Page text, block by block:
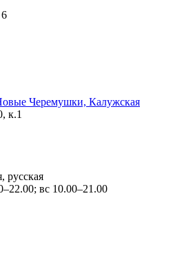
Черемушки, Калужская
к.1
русская
вс 10.00–21.00